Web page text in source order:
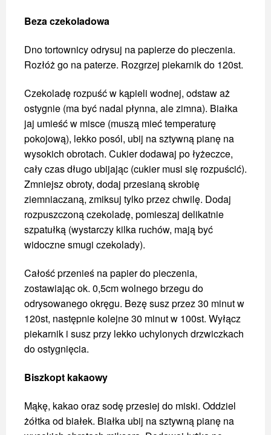
Beza czekoladowa
Dno tortownicy odrysuj na papierze do pieczenia.
Rozłóż go na paterze. Rozgrzej piekarnik do 120st.
Czekoladę rozpuść w kąpieli wodnej, odstaw aż
ostygnie (ma być nadal płynna, ale zimna). Białka
jaj umieść w misce (muszą mieć temperaturę
pokojową), lekko posól, ubij na sztywną pianę na
wysokich obrotach. Cukier dodawaj po łyżeczce,
cały czas długo ubijając (cukier musi się rozpuścić).
Zmniejsz obroty, dodaj przesianą skrobię
ziemniaczaną, zmiksuj tylko przez chwilę. Dodaj
rozpuszczoną czekoladę, pomieszaj delikatnie
szpatułką (wystarczy kilka ruchów, mają być
widoczne smugi czekolady).
Całość przenieś na papier do pieczenia,
zostawiając ok. 0,5cm wolnego brzegu do
odrysowanego okręgu. Bezę susz przez 30 minut w
120st, następnie kolejne 30 minut w 100st. Wyłącz
piekarnik i susz przy lekko uchylonych drzwiczkach
do ostygnięcia.
Biszkopt kakaowy
Mąkę, kakao oraz sodę przesiej do miski. Oddziel
żółtka od białek. Białka ubij na sztywną pianę na